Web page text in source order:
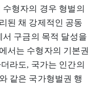
형자의 경우 형벌의
된 채 강제적인 공동
구금의 목적 달성을
서는 수형자의 기본권
라도, 국가는 인간의
같은 국가형벌권 행